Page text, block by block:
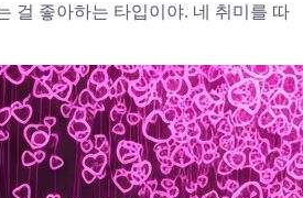
걸 좋아하는 타입이야. 네 취미를 따